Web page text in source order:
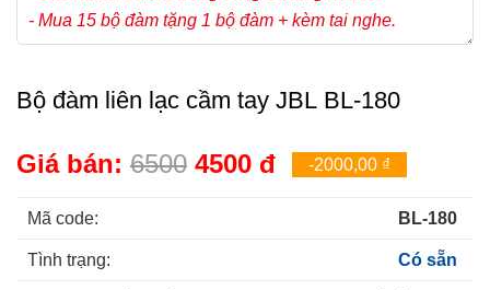
Bộ đàm liên lạc cầm tay JBL BL-180
Giá bán: 6500 4500 đ -2000,00 ₫
Mã code: BL-180
Tình trạng: Có sẵn